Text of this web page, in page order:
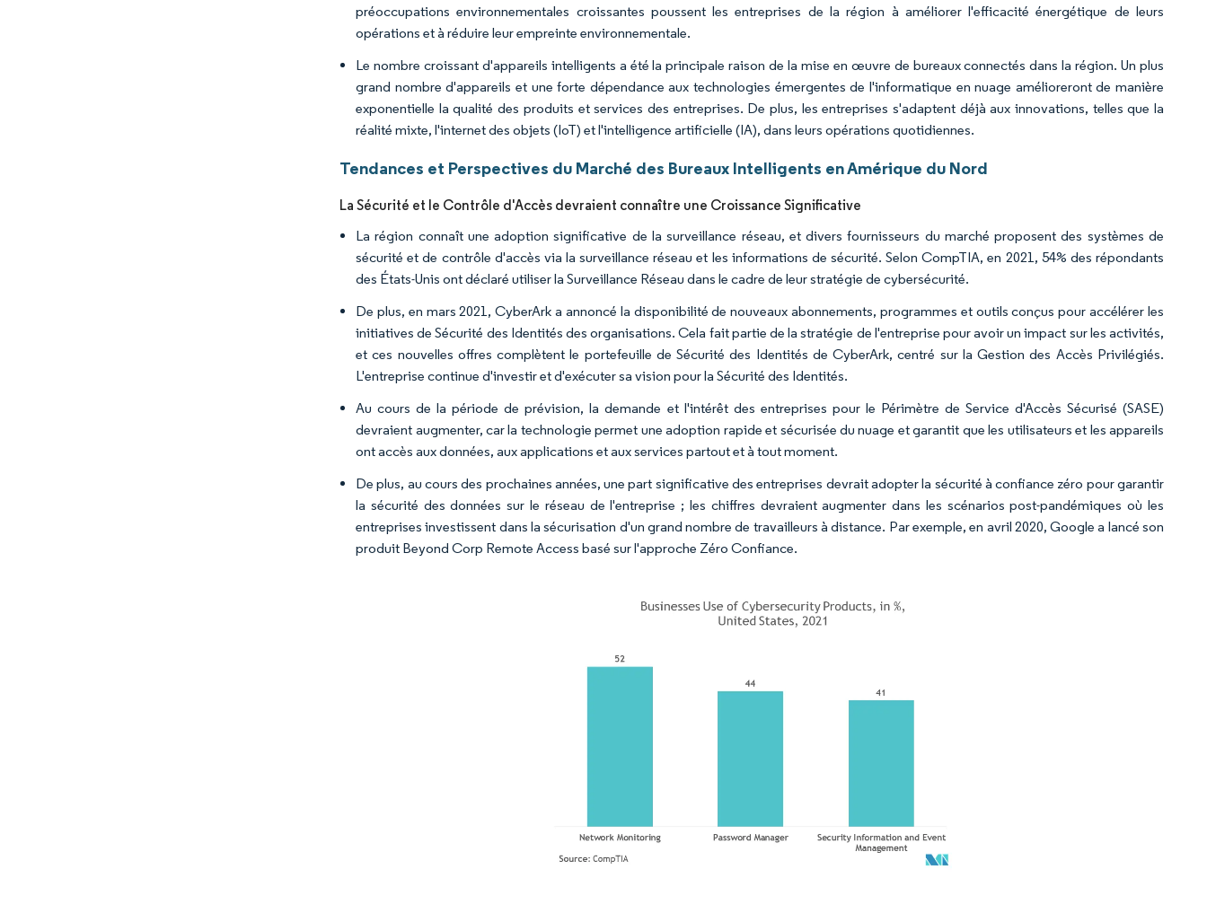
préoccupations environnementales croissantes poussent les entreprises de la région à améliorer l'efficacité énergétique de leurs
opérations et à réduire leur empreinte environnementale.
Le nombre croissant d'appareils intelligents a été la principale raison de la mise en œuvre de bureaux connectés dans la région. Un plus
grand nombre d'appareils et une forte dépendance aux technologies émergentes de l'informatique en nuage amélioreront de manière
exponentielle la qualité des produits et services des entreprises. De plus, les entreprises s'adaptent déjà aux innovations, telles que la
réalité mixte, l'internet des objets (IoT) et l'intelligence artificielle (IA), dans leurs opérations quotidiennes.
Tendances et Perspectives du Marché des Bureaux Intelligents en Amérique du Nord
La Sécurité et le Contrôle d'Accès devraient connaître une Croissance Significative
La région connaît une adoption significative de la surveillance réseau, et divers fournisseurs du marché proposent des systèmes de
sécurité et de contrôle d'accès via la surveillance réseau et les informations de sécurité. Selon CompTIA, en 2021, 54% des répondants
des États-Unis ont déclaré utiliser la Surveillance Réseau dans le cadre de leur stratégie de cybersécurité.
De plus, en mars 2021, CyberArk a annoncé la disponibilité de nouveaux abonnements, programmes et outils conçus pour accélérer les
initiatives de Sécurité des Identités des organisations. Cela fait partie de la stratégie de l'entreprise pour avoir un impact sur les activités,
et ces nouvelles offres complètent le portefeuille de Sécurité des Identités de CyberArk, centré sur la Gestion des Accès Privilégiés.
L'entreprise continue d'investir et d'exécuter sa vision pour la Sécurité des Identités.
Au cours de la période de prévision, la demande et l'intérêt des entreprises pour le Périmètre de Service d'Accès Sécurisé (SASE)
devraient augmenter, car la technologie permet une adoption rapide et sécurisée du nuage et garantit que les utilisateurs et les appareils
ont accès aux données, aux applications et aux services partout et à tout moment.
De plus, au cours des prochaines années, une part significative des entreprises devrait adopter la sécurité à confiance zéro pour garantir
la sécurité des données sur le réseau de l'entreprise ; les chiffres devraient augmenter dans les scénarios post-pandémiques où les
entreprises investissent dans la sécurisation d'un grand nombre de travailleurs à distance. Par exemple, en avril 2020, Google a lancé son
produit Beyond Corp Remote Access basé sur l'approche Zéro Confiance.